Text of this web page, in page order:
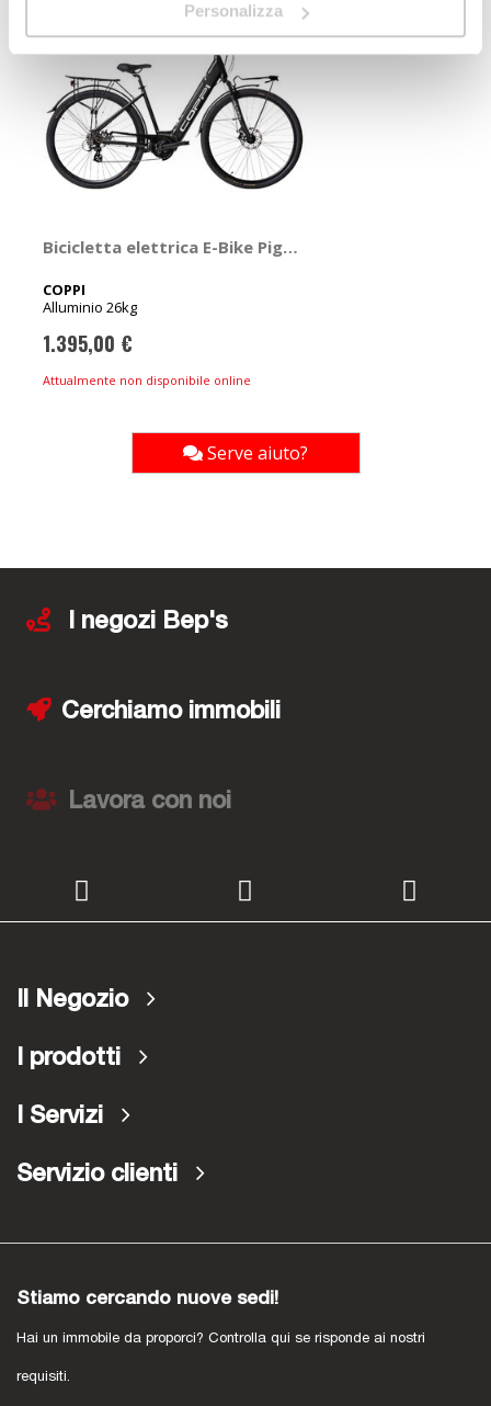
Personalizza
Bicicletta elettrica E-Bike Pigalle - COPPI
COPPI
Alluminio 26kg
1.395,00 €
Attualmente non disponibile online
Serve aiuto?
I negozi Bep's
Cerchiamo immobili
Lavora con noi
Il Negozio
I prodotti
I Servizi
Servizio clienti
Stiamo cercando nuove sedi!
Hai un immobile da proporci? Controlla qui se risponde ai nostri
requisiti.